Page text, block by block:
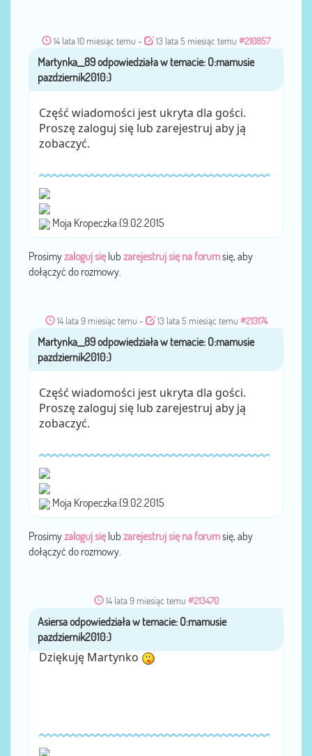
14 lata 10 miesiąc temu - 13 lata 5 miesiąc temu #210857
przezMartynka__89
Część wiadomości jest ukryta dla gości.
Proszę zaloguj się lub zarejestruj aby ją
zobaczyć.
Moja Kropeczka:(9.02.2015
Prosimyzaloguj sięlub zarejestruj się na forumsię, aby
dołączyć do rozmowy.
14 lata 9 miesiąc temu - 13 lata 5 miesiąc temu #213174
przezMartynka__89
Część wiadomości jest ukryta dla gości.
Proszę zaloguj się lub zarejestruj aby ją
zobaczyć.
Moja Kropeczka:(9.02.2015
Prosimyzaloguj sięlub zarejestruj się na forumsię, aby
dołączyć do rozmowy.
14 lata 9 miesiąc temu #213470
przezAsiersa
Dziękuję Martynko